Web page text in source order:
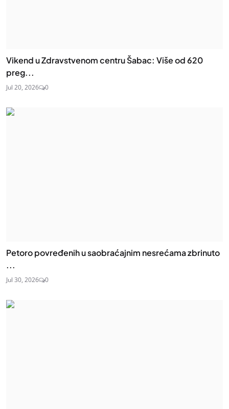
Vikend u Zdravstvenom centru Šabac: Više od 620
preg...
Jul 20, 2026 0
Petoro povređenih u saobraćajnim nesrećama zbrinuto
...
Jul 30, 2026 0